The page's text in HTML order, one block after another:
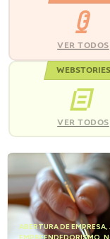
VER TODOS
WEBSTORIES
VER TODOS
ABERTURA DE EMPRESA,